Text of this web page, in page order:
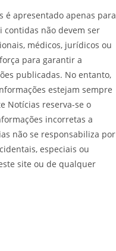
é apresentado apenas para
contidas não devem ser
médicos, jurídicos ou
para garantir a
publicadas. No entanto,
estejam sempre
Notícias reserva-se o
incorretas a
não se responsabiliza por
especiais ou
site ou de qualquer